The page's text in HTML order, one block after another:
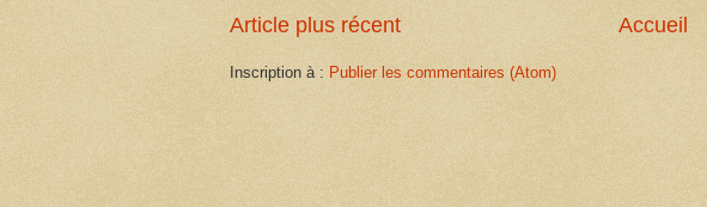
Article plus récent Accueil
Inscription à : Publier les commentaires (Atom)